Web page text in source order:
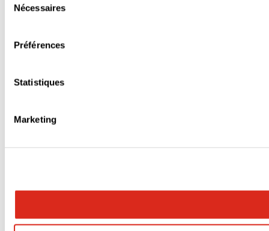
Nécessaires
Préférences
Statistiques
Marketing